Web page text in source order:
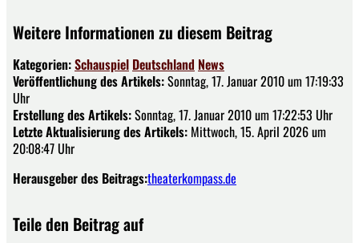
Weitere Informationen zu diesem Beitrag
Kategorien:Schauspiel Deutschland News
Veröffentlichung des Artikels:Sonntag, 17. Januar 2010 um 17:19:33
Uhr
Erstellung des Artikels:Sonntag, 17. Januar 2010 um 17:22:53 Uhr
Letzte Aktualisierung des Artikels: Mittwoch, 15. April 2026 um
20:08:47 Uhr
Herausgeber des Beitrags:theaterkompass.de
Teile den Beitrag auf